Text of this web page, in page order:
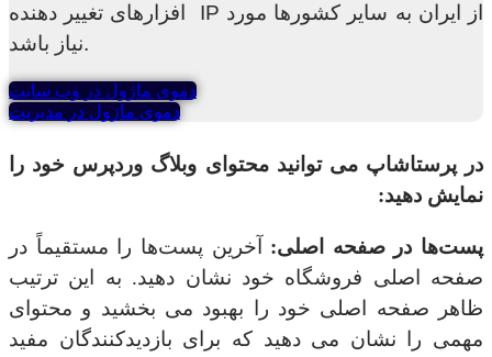
افزارهای تغییر دهنده IP از ایران به سایر کشورها مورد
نیاز باشد.
دموی ماژول در وب سایت
دموی ماژول در مدیریت
در پرستاشاپ می توانید محتوای وبلاگ وردپرس خود را
نمایش دهید:
پست‌ها در صفحه اصلی: آخرین پست‌ها را مستقیماً در
صفحه اصلی فروشگاه خود نشان دهید. به این ترتیب
ظاهر صفحه اصلی خود را بهبود می بخشید و محتوای
مهمی را نشان می دهید که برای بازدیدکنندگان مفید